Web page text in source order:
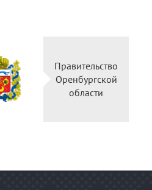
Правительство
Оренбургской
области